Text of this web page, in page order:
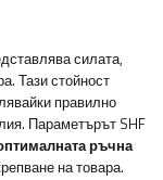
силата,
Тази стойност
правилно
Параметърът SHF
ръчна
на товара.